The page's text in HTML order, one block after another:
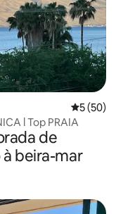
5 de uma
5 (50)
l Top PRAIA
de
beira-mar